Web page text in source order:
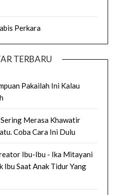
Perkara
TERBARU
Pakailah Ini Kalau
Sering Merasa Khawatir
Coba Cara Ini Dulu
Ibu-Ibu - Ika Mitayani
Saat Anak Tidur Yang